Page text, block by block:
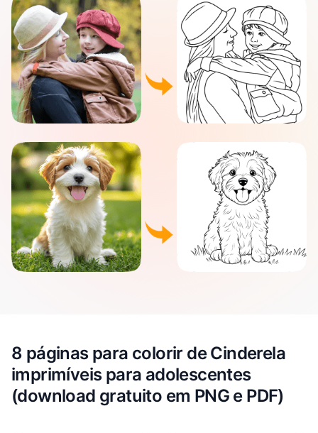
8 páginas para colorir de Cinderela
imprimíveis para adolescentes
(download gratuito em PNG e PDF)